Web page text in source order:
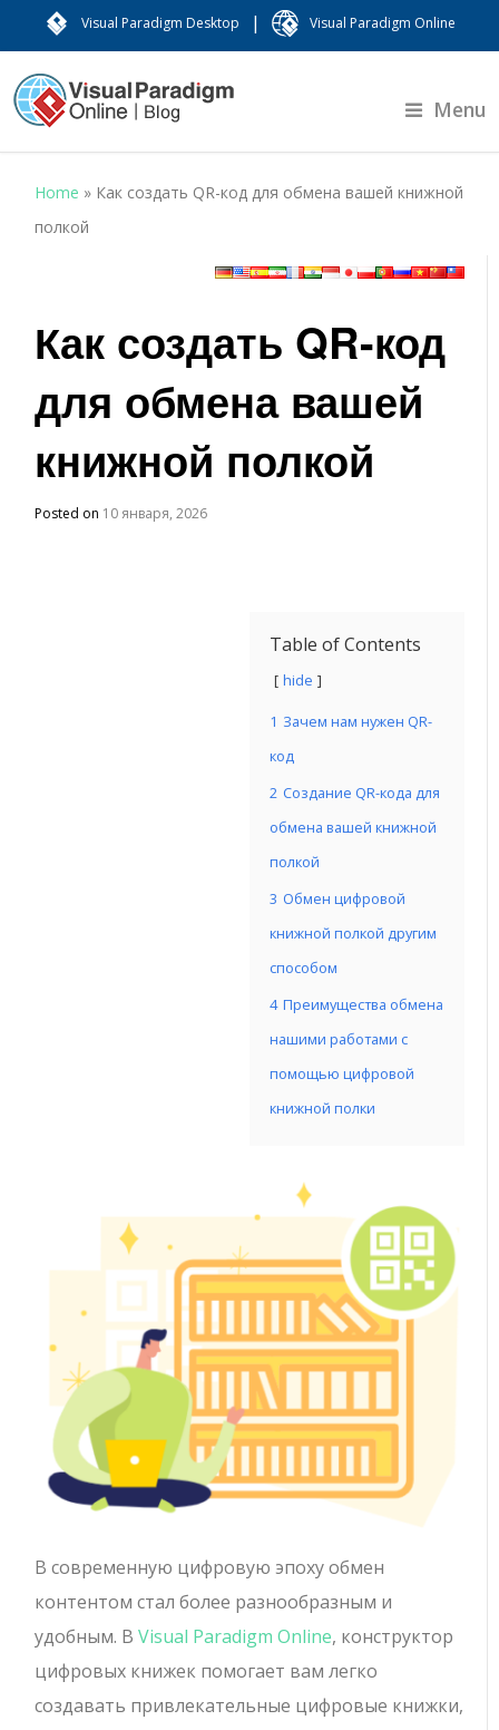
Visual Paradigm Desktop | Visual Paradigm Online
Menu
Home » Как создать QR-код для обмена вашей книжной
полкой
Как создать QR-код
для обмена вашей
книжной полкой
Posted on 10 января, 2026
Table of Contents
hide
1 Зачем нам нужен QR-
код
2 Создание QR-кода для
обмена вашей книжной
полкой
3 Обмен цифровой
книжной полкой другим
способом
4 Преимущества обмена
нашими работами с
помощью цифровой
книжной полки
В современную цифровую эпоху обмен
контентом стал более разнообразным и
удобным. ВVisual Paradigm Online, конструктор
цифровых книжек помогает вам легко
создавать привлекательные цифровые книжки,